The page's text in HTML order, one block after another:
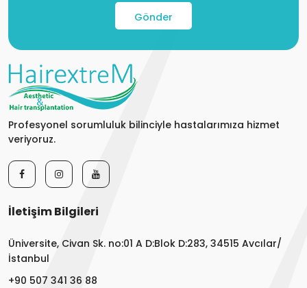
Gönder
Profesyonel sorumluluk bilinciyle hastalarımıza hizmet
veriyoruz.
İletişim Bilgileri
Üniversite, Civan Sk. no:01 A D:Blok D:283, 34515 Avcılar/
İstanbul
+90 507 341 36 88